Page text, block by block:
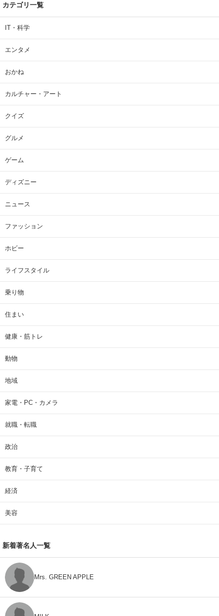
カテゴリ一覧
IT・科学
エンタメ
おかね
カルチャー・アート
クイズ
グルメ
ゲーム
ディズニー
ニュース
ファッション
ホビー
ライフスタイル
乗り物
住まい
健康・筋トレ
動物
地域
家電・PC・カメラ
就職・転職
政治
教育・子育て
経済
美容
新着著名人一覧
Mrs. GREEN APPLE